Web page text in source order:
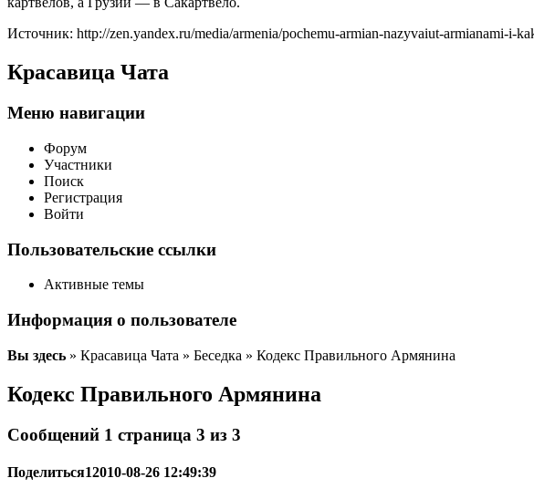
Источник: http://zen.yandex.ru/media/armenia/pochemu-armian-nazyvaiut-armianami-i-
Красавица Чата
Меню навигации
Форум
Участники
Поиск
Регистрация
Войти
Пользовательские ссылки
Активные темы
Информация о пользователе
Вы здесь » Красавица Чата » Беседка » Кодекс Правильного Армянина
Кодекс Правильного Армянина
Сообщений 1 страница 3 из 3
Поделиться12010-08-26 12:49:39